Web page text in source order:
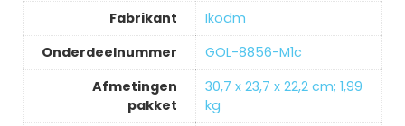
Fabrikant
‎Ikodm
Onderdeelnummer
‎GOL-8856-M1c
Afmetingen
pakket
‎30,7 x 23,7 x 22,2 cm; 1,99
kg